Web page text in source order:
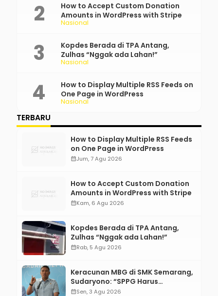
Nasional
How to Accept Custom Donation
Amounts in WordPress with Stripe
Nasional
Kopdes Berada di TPA Antang,
Zulhas “Nggak ada Lahan!”
Nasional
How to Display Multiple RSS Feeds on
One Page in WordPress
TERBARU
How to Display Multiple RSS Feeds
on One Page in WordPress
calendar_monthJum, 7 Agu 2026
How to Accept Custom Donation
Amounts in WordPress with Stripe
calendar_monthKam, 6 Agu 2026
Kopdes Berada di TPA Antang,
Zulhas “Nggak ada Lahan!”
calendar_monthRab, 5 Agu 2026
Keracunan MBG di SMK Semarang,
Sudaryono: “SPPG Harus
Bertanggung Jawab!”
calendar_monthSen, 3 Agu 2026